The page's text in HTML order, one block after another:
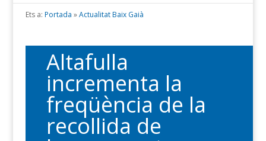
Ets a: Portada »Actualitat Baix Gaià
Altafulla
incrementa la
freqüència de la
recollida de